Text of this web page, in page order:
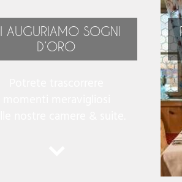
AUGURIAMO SOGNI
D’ORO